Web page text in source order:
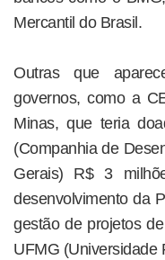
Mercantil do Brasil.
Outras que
governos, como a
Minas, que teria
(Companhia de
Gerais) R$ 3
desenvolvimento da
gestão de projetos
UFMG (Universidade